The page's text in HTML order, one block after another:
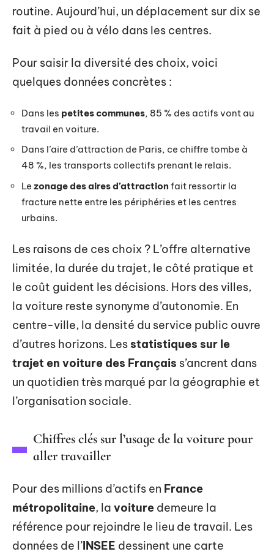
routine. Aujourd’hui, un déplacement sur dix se
fait à pied ou à vélo dans les centres.
Pour saisir la diversité des choix, voici
quelques données concrètes :
Dans les petites communes, 85 % des actifs vont au
travail en voiture.
Dans l’aire d’attraction de Paris, ce chiffre tombe à
48 %, les transports collectifs prenant le relais.
Le zonage des aires d’attraction fait ressortir la
fracture nette entre les périphéries et les centres
urbains.
Les raisons de ces choix ? L’offre alternative
limitée, la durée du trajet, le côté pratique et
le coût guident les décisions. Hors des villes,
la voiture reste synonyme d’autonomie. En
centre-ville, la densité du service public ouvre
d’autres horizons. Les statistiques sur le
trajet en voiture des Français s’ancrent dans
un quotidien très marqué par la géographie et
l’organisation sociale.
Chiffres clés sur l’usage de la voiture pour
aller travailler
Pour des millions d’actifs en France
métropolitaine, la voiture demeure la
référence pour rejoindre le lieu de travail. Les
données de l’INSEE dessinent une carte